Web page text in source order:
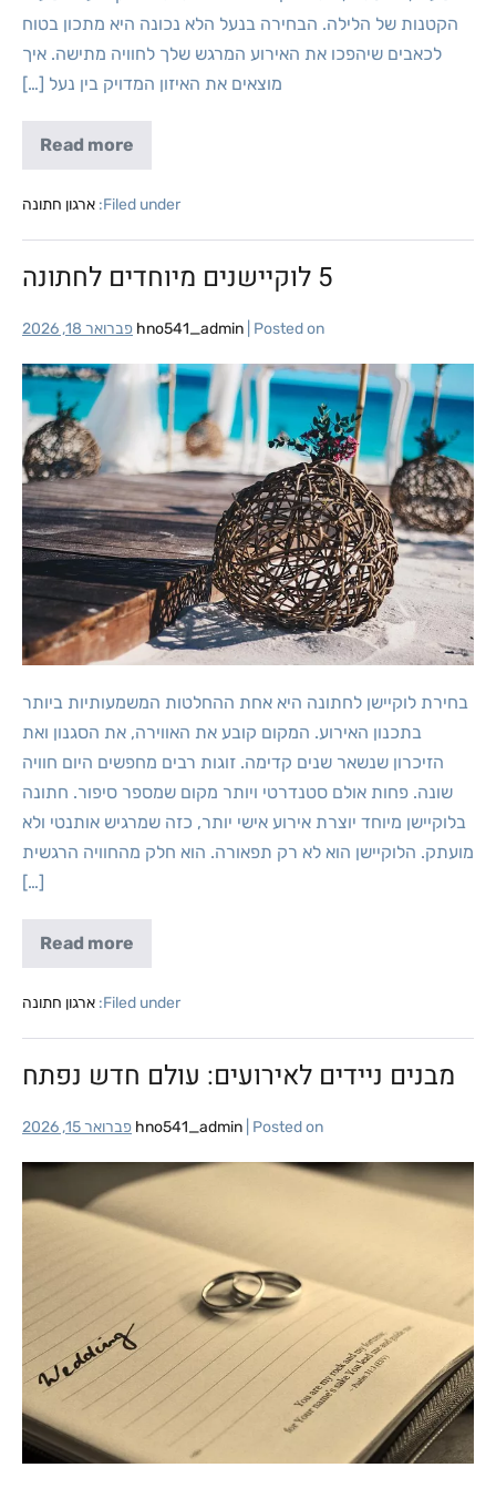
הקטנות של הלילה. הבחירה בנעל הלא נכונה היא מתכון בטוח
לכאבים שיהפכו את האירוע המרגש שלך לחוויה מתישה. איך
מוצאים את האיזון המדויק בין נעל […]
Read more
Filed under: ארגון חתונה
5 לוקיישנים מיוחדים לחתונה
hno541_admin |Posted on פברואר 18, 2026
בחירת לוקיישן לחתונה היא אחת ההחלטות המשמעותיות ביותר
בתכנון האירוע. המקום קובע את האווירה, את הסגנון ואת
הזיכרון שנשאר שנים קדימה. זוגות רבים מחפשים היום חוויה
שונה. פחות אולם סטנדרטי ויותר מקום שמספר סיפור. חתונה
בלוקיישן מיוחד יוצרת אירוע אישי יותר, כזה שמרגיש אותנטי ולא
מועתק. הלוקיישן הוא לא רק תפאורה. הוא חלק מהחוויה הרגשית
[…]
Read more
Filed under: ארגון חתונה
מבנים ניידים לאירועים: עולם חדש נפתח
hno541_admin |Posted on פברואר 15, 2026